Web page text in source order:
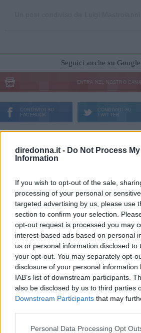
diredonna.it - Do Not Process
Information
If you wish to opt-out of the sale,
processing of your personal or
targeted advertising by us, please use
section to confirm your selection.
opt-out request is processed you may
interest-based ads based on personal
us or personal information disclosed to
your opt-out. You may separately opt-
disclosure of your personal information
IAB’s list of downstream participants.
also be disclosed by us to third parties
Downstream Participants that may
Please note that this website/app uses
Personal Data Processing Opt
Seguici anche su
ENTRA NEL NOSTRO
CONDIVIDI SU
FACEBOOK
CONDIVIDI SU
TWITTER
Frasi sulla libertà: le più belle
Tailleur cerimonia 2025
Zara, Zalando, H&M, Mango
"Ho vissuto 72 ore senza
successo dopo mi ha
Il "diritto di parola a legioni
altre frasi di Umberto Eco
Le più belle frasi e aforismi di
amore, vita e libertà